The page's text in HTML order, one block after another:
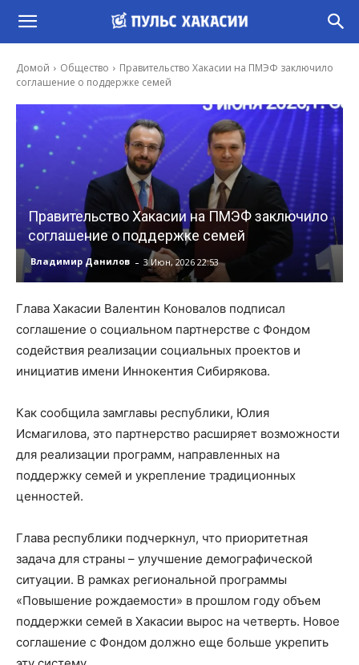
Домой Общество
Правительство Хакасии на ПМЭФ заключило
соглашение о поддержке семей
Правительство Хакасии на ПМЭФ заключило
соглашение о поддержке семей
Владимир Данилов - 3 Июн, 2026 22:53
Глава Хакасии Валентин Коновалов подписал
соглашение о социальном партнерстве с Фондом
содействия реализации социальных проектов и
инициатив имени Иннокентия Сибирякова.
Как сообщила замглавы республики, Юлия
Исмагилова, это партнерство расширяет возможности
для реализации программ, направленных на
поддержку семей и укрепление традиционных
ценностей.
Глава республики подчеркнул, что приоритетная
задача для страны – улучшение демографической
ситуации. В рамках региональной программы
«Повышение рождаемости» в прошлом году объем
поддержки семей в Хакасии вырос на четверть. Новое
соглашение с Фондом должно еще больше укрепить